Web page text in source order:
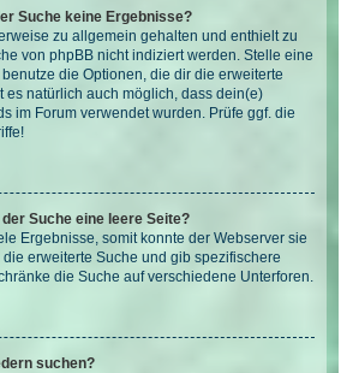
Suche keine Ergebnisse?
zu allgemein gehalten und enthielt zu
von phpBB nicht indiziert werden. Stelle eine
die Optionen, die dir die erweiterte
es natürlich auch möglich, dass dein(e)
im Forum verwendet wurden. Prüfe ggf. die
Suche eine leere Seite?
Ergebnisse, somit konnte der Webserver sie
erweiterte Suche und gib spezifischere
die Suche auf verschiedene Unterforen.
suchen?